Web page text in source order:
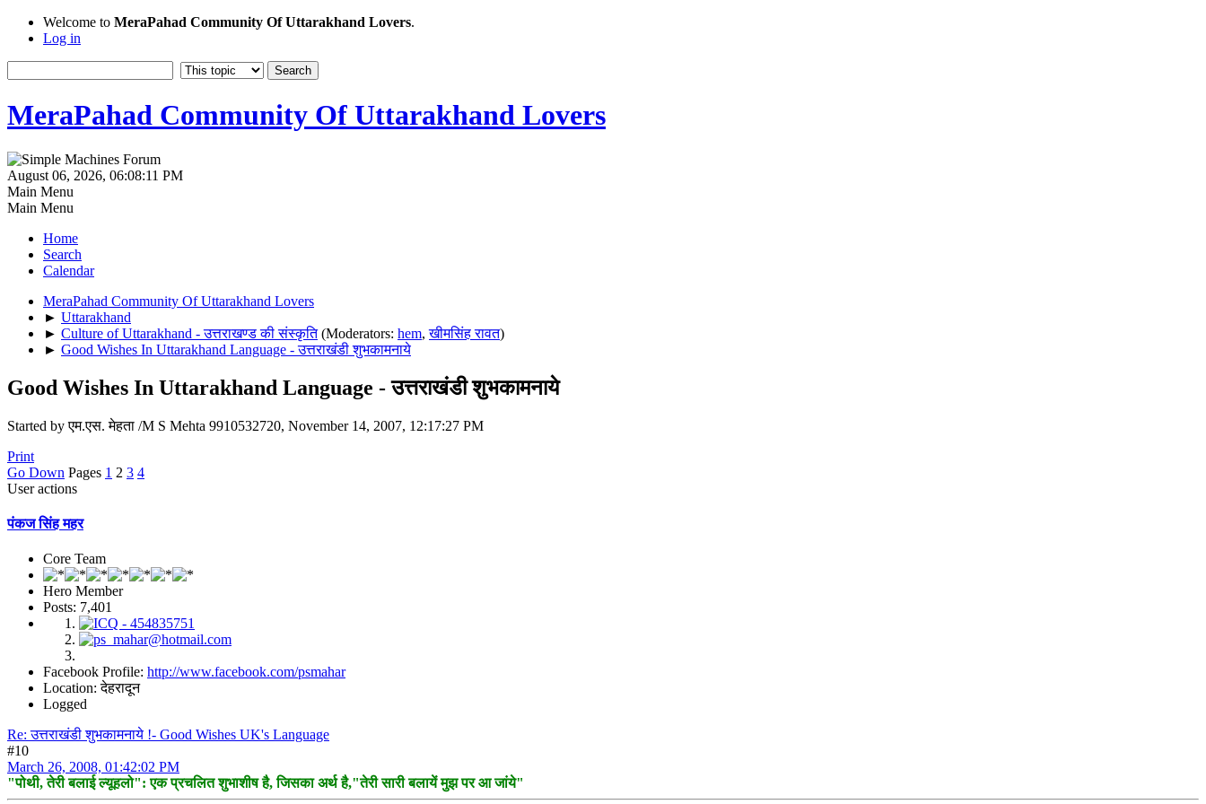
Welcome to MeraPahad Community Of Uttarakhand Lovers.
Log in
MeraPahad Community Of Uttarakhand Lovers
August 06, 2026, 06:08:11 PM
Main Menu
Main Menu
Home
Search
Calendar
MeraPahad Community Of Uttarakhand Lovers
► Uttarakhand
► Culture of Uttarakhand - उत्तराखण्ड की संस्कृति (Moderators: hem,खीमसिंह रावत)
► Good Wishes In Uttarakhand Language - उत्तराखंडी शुभकामनाये
Good Wishes In Uttarakhand Language - उत्तराखंडी शुभकामनाये
Started by एम.एस. मेहता /M S Mehta 9910532720, November 14, 2007, 12:17:27 PM
Print
Go Down Pages 1 2 3 4
User actions
पंकज सिंह महर
Core Team
Hero Member
Posts: 7,401
Facebook Profile: http://www.facebook.com/psmahar
Location: देहरादून
Logged
Re: उत्तराखंडी शुभकामनाये !- Good Wishes UK's Language
#10
March 26, 2008, 01:42:02 PM
"पोथी, तेरी बलाई ल्यूहलो": एक प्रचलित शुभाशीष है, जिसका अर्थ है,"तेरी सारी बलायें मुझ पर आ जांये"